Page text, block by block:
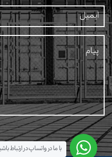
با ما در واتساپ در ارتباط